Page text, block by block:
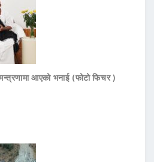
आएको भनाई (फोटो फिचर )